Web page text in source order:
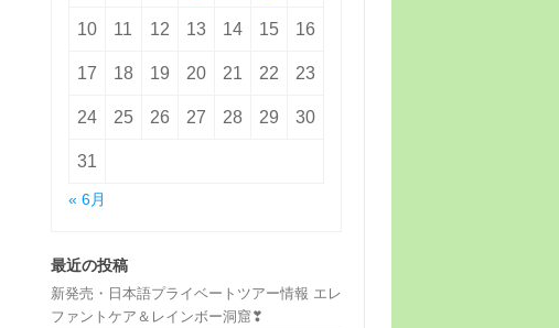
10 11 12 13 14 15 16
17 18 19 20 21 22 23
24 25 26 27 28 29 30
31
« 6月
最近の投稿
新発売・日本語プライベートツアー情報 エレ
ファントケア＆レインボー洞窟❣